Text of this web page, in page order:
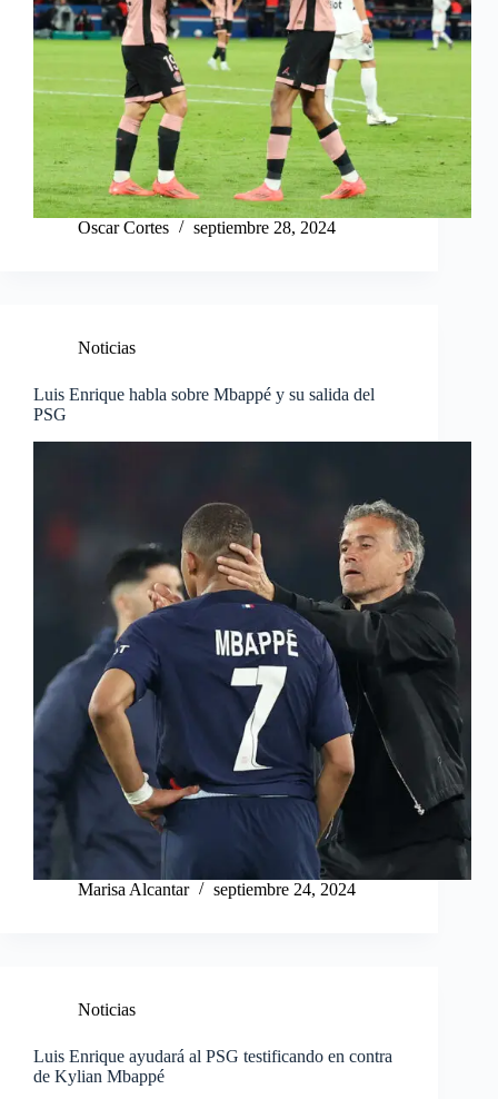
Oscar Cortes septiembre 28, 2024
Noticias
Luis Enrique habla sobre Mbappé y su salida del
PSG
Marisa Alcantar septiembre 24, 2024
Noticias
Luis Enrique ayudará al PSG testificando en contra
de Kylian Mbappé